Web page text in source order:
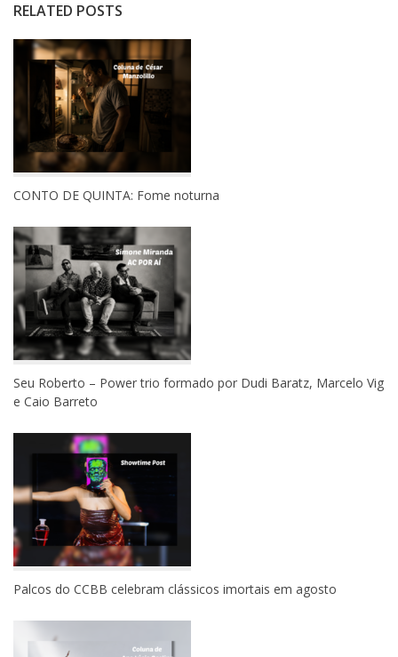
RELATED POSTS
CONTO DE QUINTA: Fome noturna
Seu Roberto – Power trio formado por Dudi Baratz, Marcelo Vig
e Caio Barreto
Palcos do CCBB celebram clássicos imortais em agosto